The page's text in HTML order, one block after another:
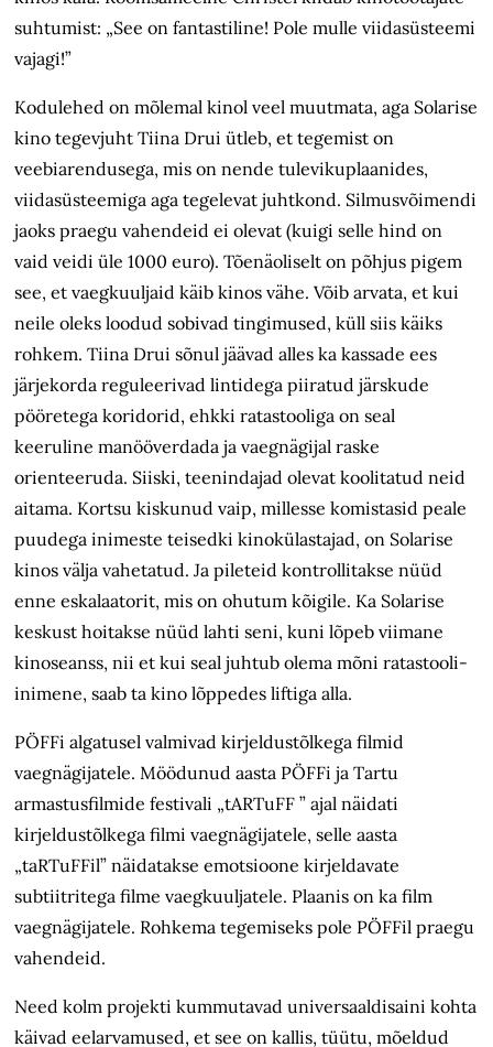
suhtumist: „See on fantastiline! Pole mulle viidasüsteemi
vajagi!”
Kodulehed on mõlemal kinol veel muutmata, aga Solarise
kino tegevjuht Tiina Drui ütleb, et tegemist on
veebiarendusega, mis on nende tulevikuplaanides,
viidasüsteemiga aga tegelevat juhtkond. Silmusvõimendi
jaoks praegu vahendeid ei olevat (kuigi selle hind on
vaid veidi üle 1000 euro). Tõenäoliselt on põhjus pigem
see, et vaegkuuljaid käib kinos vähe. Võib arvata, et kui
neile oleks loodud sobivad tingimused, küll siis käiks
rohkem. Tiina Drui sõnul jäävad alles ka kassade ees
järjekorda reguleerivad lintidega piiratud järskude
pööretega koridorid, ehkki ratastooliga on seal
keeruline manööverdada ja vaegnägijal raske
orienteeruda. Siiski, teenindajad olevat koolitatud neid
aitama. Kortsu kiskunud vaip, millesse komistasid peale
puudega inimeste teisedki kinokülastajad, on Solarise
kinos välja vahetatud. Ja pileteid kontrollitakse nüüd
enne eskalaatorit, mis on ohutum kõigile. Ka Solarise
keskust hoitakse nüüd lahti seni, kuni lõpeb viimane
kinoseanss, nii et kui seal juhtub olema mõni ratastooli-
inimene, saab ta kino lõppedes liftiga alla.
PÖFFi algatusel valmivad kirjeldustõlkega filmid
vaegnägijatele. Möödunud aasta PÖFFi ja Tartu
armastusfilmide festivali „tARTuFF ” ajal näidati
kirjeldustõlkega filmi vaegnägijatele, selle aasta
„taRTuFFil” näidatakse emotsioone kirjeldavate
subtiitritega filme vaegkuuljatele. Plaanis on ka film
vaegnägijatele. Rohkema tegemiseks pole PÖFFil praegu
vahendeid.
Need kolm projekti kummutavad universaaldisaini kohta
käivad eelarvamused, et see on kallis, tüütu, mõeldud